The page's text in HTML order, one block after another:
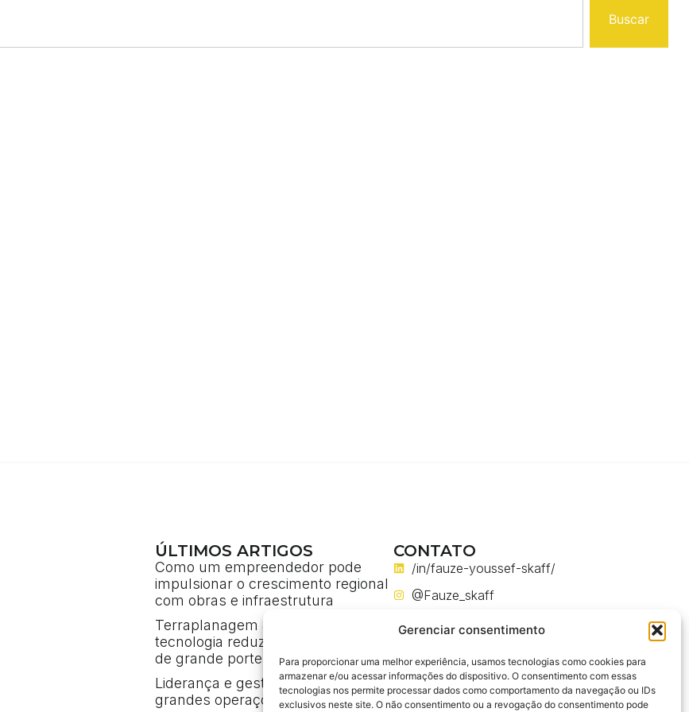
Gerenciar consentimento
Para proporcionar uma melhor experiência, usamos tecnologias como cookies para
armazenar e/ou acessar informações do dispositivo. O consentimento com essas
tecnologias nos permite processar dados como comportamento da navegação ou IDs
exclusivos neste site. O não consentimento ou a revogação do consentimento pode
Buscar
ÚLTIMOS ARTIGOS
Como um empreendedor pode
impulsionar o crescimento regional
com obras e infraestrutura
Terraplanagem 4.0: como a
tecnologia reduz custos em obras
de grande porte
Liderança e gestão de crises em
grandes operações de engenharia
CONTATO
/in/fauze-youssef-skaff/
@Fauze_skaff
@fauze_skaff
fauze.you.skaff@gmail.com